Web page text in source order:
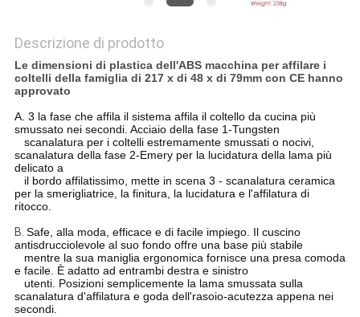
Descrizione di prodotto
Le dimensioni di plastica dell'ABS macchina per affilare i
coltelli della famiglia di 217 x di 48 x di 79mm con CE hanno
approvato
A. 3 la fase che affila il sistema affila il coltello da cucina più
smussato nei secondi. Acciaio della fase 1-Tungsten
scanalatura per i coltelli estremamente smussati o nocivi,
scanalatura della fase 2-Emery per la lucidatura della lama più
delicato a
il bordo affilatissimo, mette in scena 3 - scanalatura ceramica
per la smerigliatrice, la finitura, la lucidatura e l'affilatura di
ritocco.
B. Safe, alla moda, efficace e di facile impiego. Il cuscino
antisdrucciolevole al suo fondo offre una base più stabile
mentre la sua maniglia ergonomica fornisce una presa comoda
e facile. È adatto ad entrambi destra e sinistro
utenti. Posizioni semplicemente la lama smussata sulla
scanalatura d'affilatura e goda dell'rasoio-acutezza appena nei
secondi.